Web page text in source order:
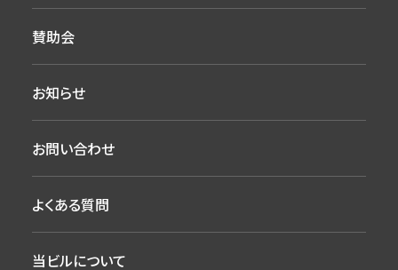
賛助会
お知らせ
お問い合わせ
よくある質問
当ビルについて